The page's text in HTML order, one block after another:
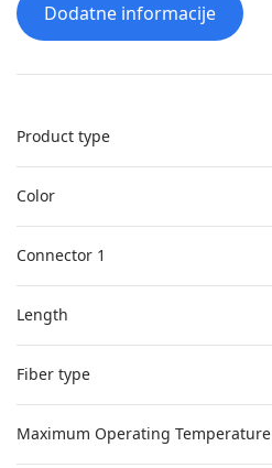
Dodatne informacije
Product type
Color
Connector 1
Length
Fiber type
Maximum Operating Temperature